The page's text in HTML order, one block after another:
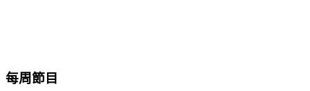
每周節目